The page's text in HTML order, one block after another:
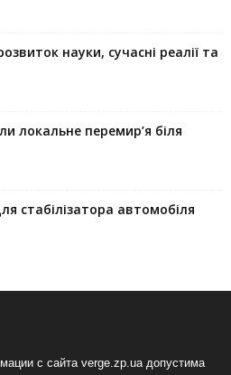
науки, сучасні реалії та
локальне перемир’я біля
стабілізатора автомобіля
с сайта verge.zp.ua допустима